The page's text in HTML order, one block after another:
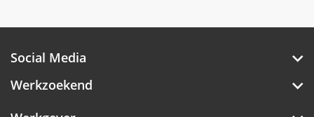
bijeenkomsten zijn er 3 multifunctionele
zicht op de stad en zijn van hightech faciliteiten
Social Media
Werkzoekend